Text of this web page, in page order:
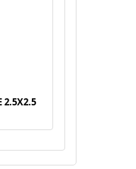
2.5X2.5